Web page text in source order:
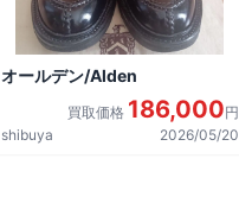
オールデン/Alden
買取価格 186,000円
shibuya
2026/05/20